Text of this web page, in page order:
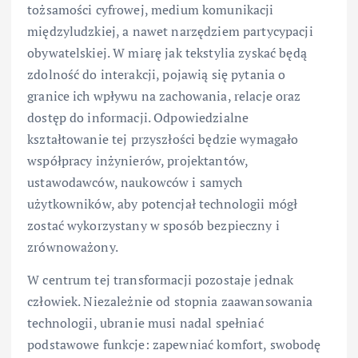
tożsamości cyfrowej, medium komunikacji
międzyludzkiej, a nawet narzędziem partycypacji
obywatelskiej. W miarę jak tekstylia zyskać będą
zdolność do interakcji, pojawią się pytania o
granice ich wpływu na zachowania, relacje oraz
dostęp do informacji. Odpowiedzialne
kształtowanie tej przyszłości będzie wymagało
współpracy inżynierów, projektantów,
ustawodawców, naukowców i samych
użytkowników, aby potencjał technologii mógł
zostać wykorzystany w sposób bezpieczny i
zrównoważony.
W centrum tej transformacji pozostaje jednak
człowiek. Niezależnie od stopnia zaawansowania
technologii, ubranie musi nadal spełniać
podstawowe funkcje: zapewniać komfort, swobodę